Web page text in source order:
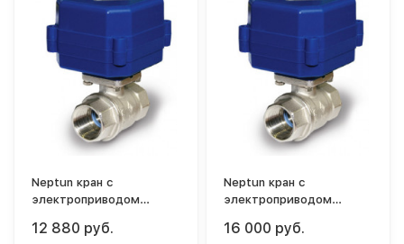
Neptun кран с
электроприводом
12 880 руб.
Neptun кран с
электроприводом
16 000 руб.